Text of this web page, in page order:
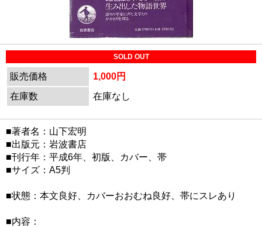
SOLD OUT
販売価格
1,000円
在庫数
在庫なし
■著者名：山下宏明
■出版元：岩波書店
■刊行年：平成6年、初版、カバー、帯
■サイズ：A5判
■状態：本文良好、カバーおおむね良好、帯にスレあり
■内容：